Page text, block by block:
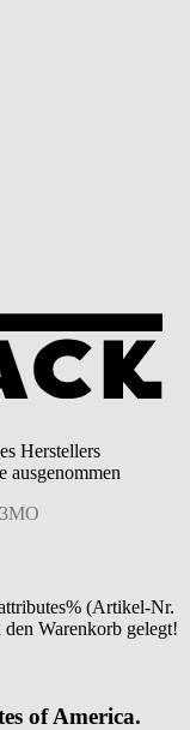
Herstellers
ausgenommen
3MO
(Artikel-Nr.
Warenkorb gelegt!
of America.